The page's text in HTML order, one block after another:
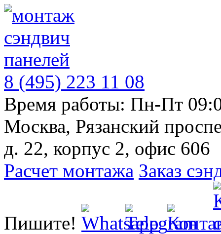
8 (495) 223 11 08
Время работы: Пн-Пт
Москва, Рязанский
д. 22, корпус 2, офис 606
Расчет монтажа Заказ
Пишите!